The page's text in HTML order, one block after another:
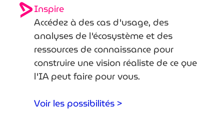
Inspire
Accédez à des cas d'usage, des
analyses de l'écosystème et des
ressources de connaissance pour
construire une vision réaliste de ce que
l'IA peut faire pour vous.
Voir les possibilités >